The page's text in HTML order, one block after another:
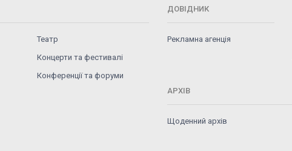
Театр
Концерти та фестивалі
Конференції та форуми
ДОВІДНИК
Рекламна агенція
АРХІВ
Щоденний архів